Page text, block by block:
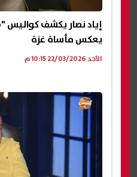
إياد نصار يكشف
يعكس مأساة غزة
الأحد 22/03/2026 10:15 م